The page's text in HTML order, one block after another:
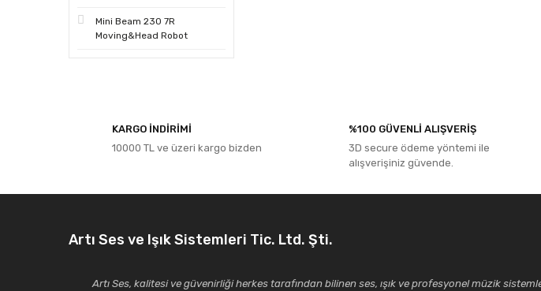
Mini Beam 230 7R
Moving&Head Robot
KARGO İNDİRİMİ
10000 TL ve üzeri kargo bizden
%100 GÜVENLİ ALIŞVERİŞ
3D secure ödeme yöntemi ile
alışverişiniz güvende.
Artı Ses ve Işık Sistemleri Tic. Ltd. Şti.
Artı Ses, kalitesi ve güvenirliği herkes tarafından bilinen ses, ışık ve profesyonel müzik